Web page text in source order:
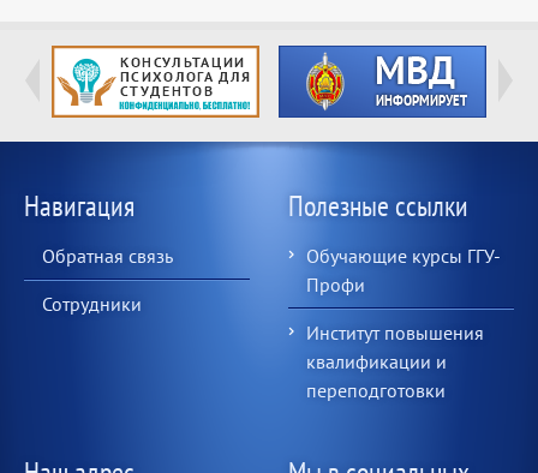
Навигация
Обратная связь
Сотрудники
Полезные ссылки
Обучающие курсы ГГУ-
Профи
Институт повышения
квалификации и
переподготовки